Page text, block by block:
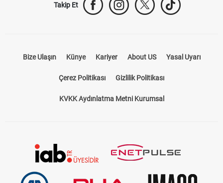
Takip Et
Bize Ulaşın Künye Kariyer About US Yasal Uyarı
Çerez Politikası Gizlilik Politikası
KVKK Aydınlatma Metni Kurumsal